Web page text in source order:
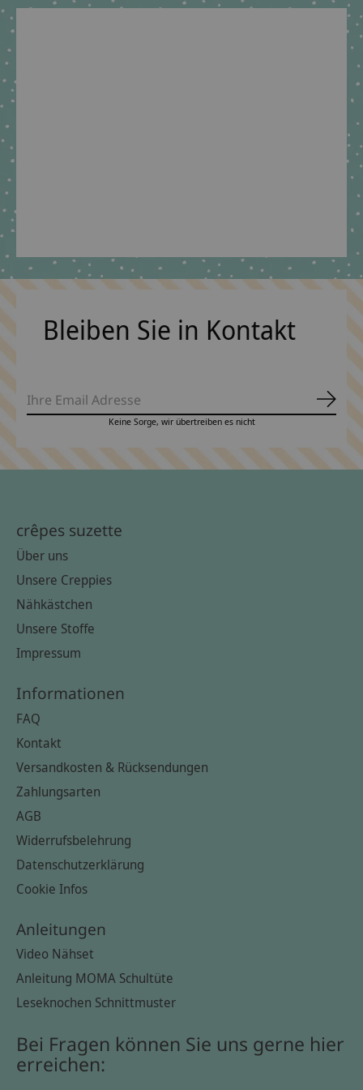
Bleiben Sie in Kontakt
Keine Sorge, wir übertreiben es nicht
crêpes suzette
Über uns
Unsere Creppies
Nähkästchen
Unsere Stoffe
Impressum
Informationen
FAQ
Kontakt
Versandkosten & Rücksendungen
Zahlungsarten
AGB
Widerrufsbelehrung
Datenschutzerklärung
Cookie Infos
Anleitungen
Video Nähset
Anleitung MOMA Schultüte
Leseknochen Schnittmuster
Bei Fragen können Sie uns gerne hier
erreichen: